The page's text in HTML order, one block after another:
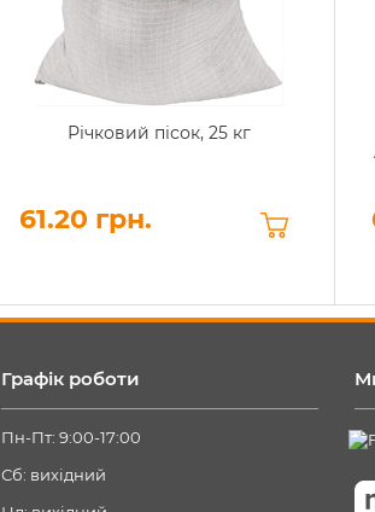
Річковий пісок, 25 кг
61.20 грн.
Графік роботи
Пн-Пт: 9:00-17:00
Сб: вихідний